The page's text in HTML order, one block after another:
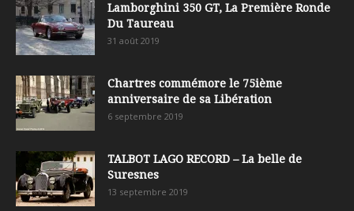
Lamborghini 350 GT, La Première Ronde
Du Taureau
31 août 2019
Chartres commémore le 75ième
anniversaire de sa Libération
6 septembre 2019
TALBOT LAGO RECORD – La belle de
Suresnes
13 septembre 2019